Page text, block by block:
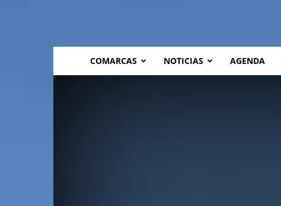
COMARCAS NOTICIAS AGENDA